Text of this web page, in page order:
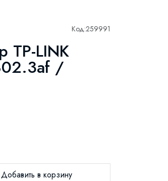
Код:259991
TP-LINK
/
Добавить в корзину